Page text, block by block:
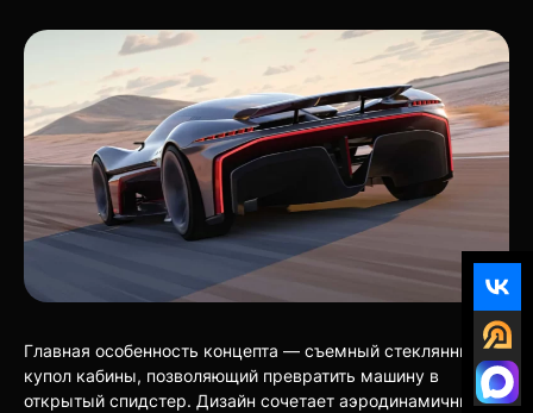
Главная особенность концепта — съемный стеклянный
купол кабины, позволяющий превратить машину в
открытый спидстер. Дизайн сочетает аэродинамичные